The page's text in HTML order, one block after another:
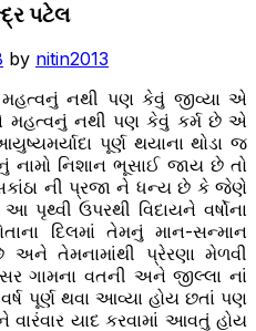
પટેલ
by nitin2013
નથી પણ કેવું જીવ્યા એ
મહત્વનું નથી પણ કેવું કર્મ છે એ
પૂર્ણ થયાના થોડા જ
નામો નિશાન ભૂસાઈ જાય છે તો
ની પ્રજા ને ધન્ય છે કે જેણે
ઉપરથી વિદાયને વર્ષોના
દિલમાં તેમનું માન-સન્માન
અને તેમનામાંથી પ્રેરણા મેળવી
ગામના વતની અને જીલ્લા નાં
પૂર્ણ થવા આવ્યા હોય છતાં પણ
યાદ કરવામાં આવતું હોય